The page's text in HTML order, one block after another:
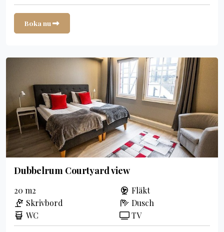
Boka nu
Dubbelrum Courtyard view
20 m2
Fläkt
Skrivbord
Dusch
WC
TV